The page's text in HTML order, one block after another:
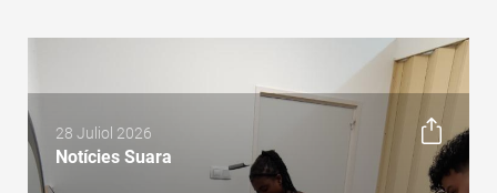
28 Juliol 2026
Notícies Suara